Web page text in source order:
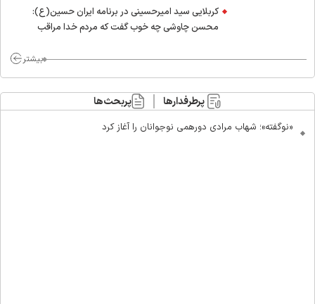
کربلایی سید امیر‌حسینی در برنامه ایران حسین(ع):
محسن چاوشی چه خوب گفت که مردم خدا مراقب
بیشتر
پرطرفدارها پربحث‌ها
«نوگفته»؛ شهاب مرادی دورهمی نوجوانان را آغاز کرد